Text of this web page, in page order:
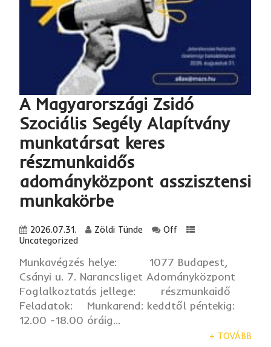
A Magyarországi Zsidó
Szociális Segély Alapítvány
munkatársat keres
részmunkaidős
adományközpont asszisztensi
munkakörbe
2026.07.31. Zöldi Tünde
Off
Uncategorized
Munkavégzés helye: 1077 Budapest,
Csányi u. 7. Narancsliget Adományközpont
Foglalkoztatás jellege: részmunkaidő
Feladatok: Munkarend: keddtől péntekig:
12.00 -18.00 óráig...
+ TOVÁBB